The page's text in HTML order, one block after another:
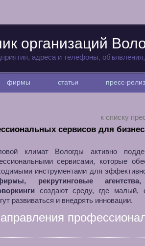
организаций
адреса и телефоны,
фирмы статьи пресс-
к списку
сервисов для
климат Вологды активно
сервисами, которые
инструментами для
рекрутинговые
создают среду, где малый,
развиваться и внедрять инновации.